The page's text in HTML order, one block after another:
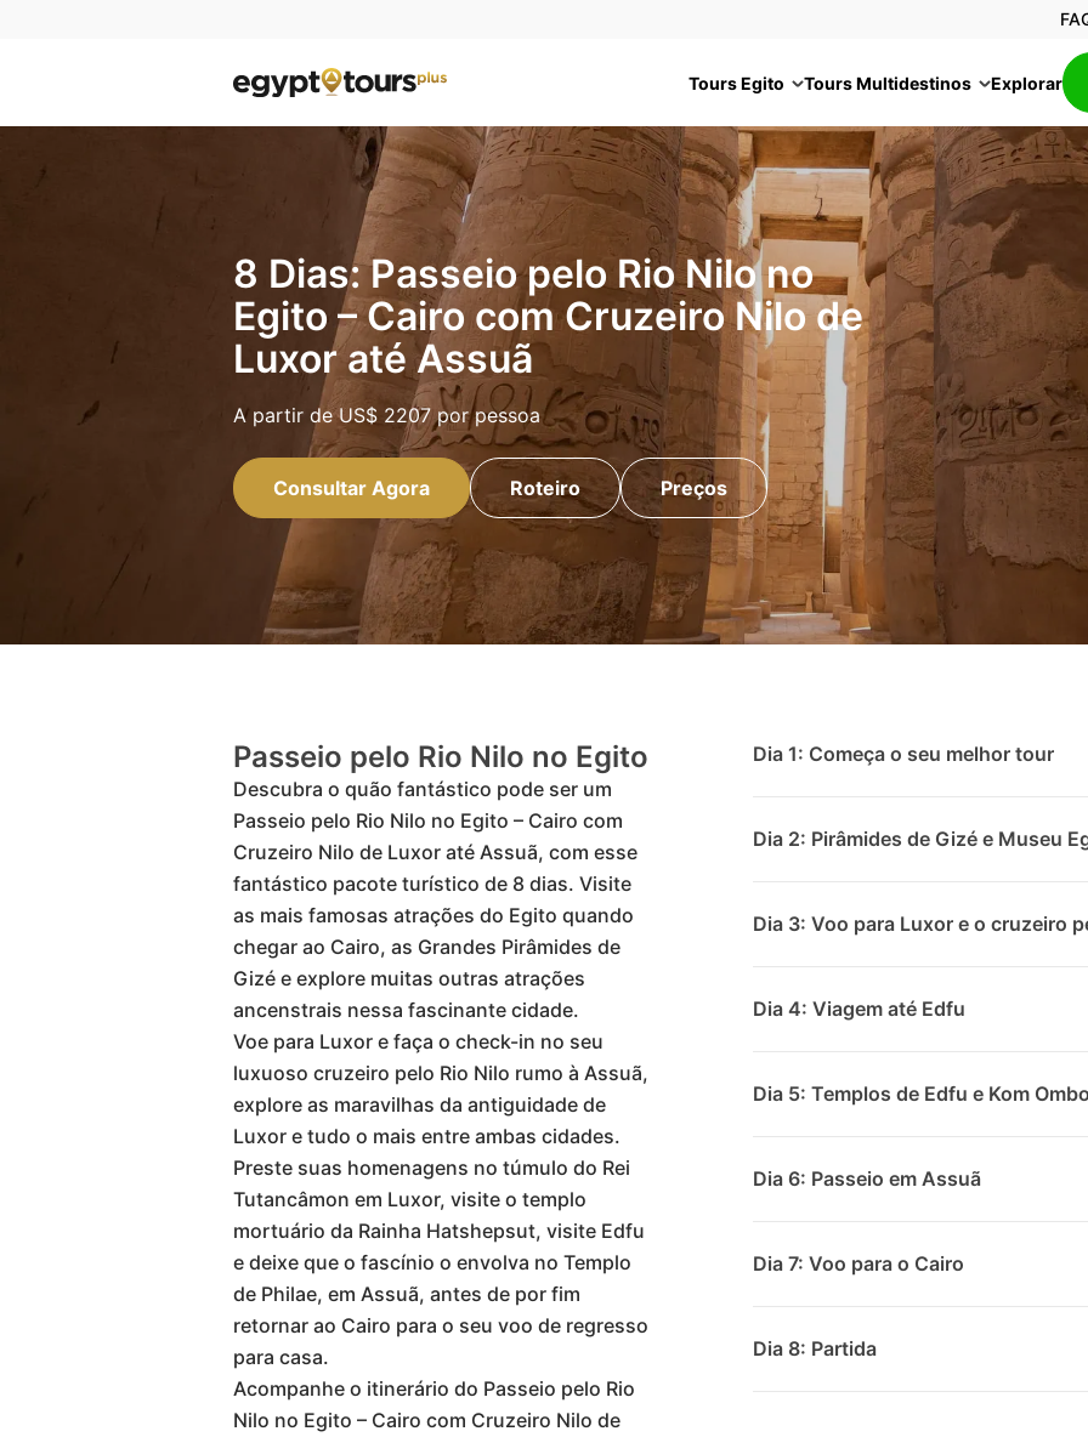
Tours Egito Tours Multidestinos Explorar
8 Dias: Passeio pelo Rio Nilo no
Egito – Cairo com Cruzeiro Nilo de
Luxor até Assuã
A partir deUS$ 2207por pessoa
Consultar Agora Roteiro Preços
Passeio pelo Rio Nilo no Egito
Descubra o quão fantástico pode ser um
Passeio pelo Rio Nilo no Egito – Cairo com
Cruzeiro Nilo de Luxor até Assuã, com esse
fantástico pacote turístico de 8 dias. Visite
as mais famosas atrações do Egito quando
chegar ao Cairo, as Grandes Pirâmides de
Gizé e explore muitas outras atrações
ancenstrais nessa fascinante cidade.
Voe para Luxor e faça o check-in no seu
luxuoso cruzeiro pelo Rio Nilo rumo à Assuã,
explore as maravilhas da antiguidade de
Luxor e tudo o mais entre ambas cidades.
Preste suas homenagens no túmulo do Rei
Tutancâmon em Luxor, visite o templo
mortuário da Rainha Hatshepsut, visite Edfu
e deixe que o fascínio o envolva no Templo
de Philae, em Assuã, antes de por fim
retornar ao Cairo para o seu voo de regresso
para casa.
Acompanhe o itinerário do Passeio pelo Rio
Nilo no Egito – Cairo com Cruzeiro Nilo de
Dia 1: Começa o seu melhor tour
Dia 2: Pirâmides de Gizé e Museu
Dia 3: Voo para Luxor e o cruzeiro
Dia 4: Viagem até Edfu
Dia 5: Templos de Edfu e Kom
Dia 6: Passeio em Assuã
Dia 7: Voo para o Cairo
Dia 8: Partida